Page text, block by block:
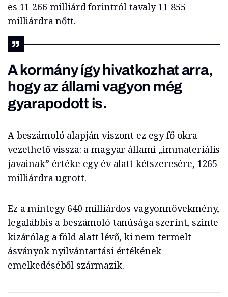
es 11 266 milliárd forintról tavaly 11 855
milliárdra nőtt.
A kormány így hivatkozhat arra,
hogy az állami vagyon még
gyarapodott is.
A beszámoló alapján viszont ez egy fő okra
vezethető vissza: a magyar állami „immateriális
javainak” értéke egy év alatt kétszeresére, 1265
milliárdra ugrott.
Ez a mintegy 640 milliárdos vagyonnövekmény,
legalábbis a beszámoló tanúsága szerint, szinte
kizárólag a föld alatt lévő, ki nem termelt
ásványok nyilvántartási értékének
emelkedéséből származik.